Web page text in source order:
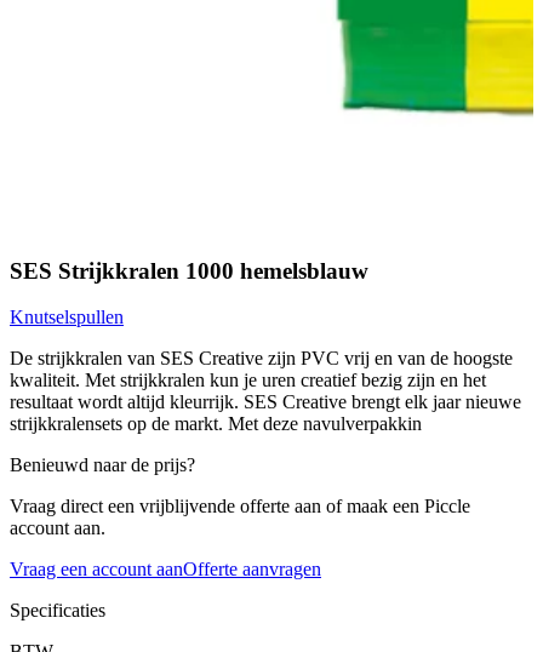
SES Strijkkralen 1000 hemelsblauw
Knutselspullen
De strijkkralen van SES Creative zijn PVC vrij en van de hoogste
kwaliteit. Met strijkkralen kun je uren creatief bezig zijn en het
resultaat wordt altijd kleurrijk. SES Creative brengt elk jaar nieuwe
strijkkralensets op de markt. Met deze navulverpakkin
Benieuwd naar de prijs?
Vraag direct een vrijblijvende offerte aan of maak een Piccle
account aan.
Vraag een account aanOfferte aanvragen
Specificaties